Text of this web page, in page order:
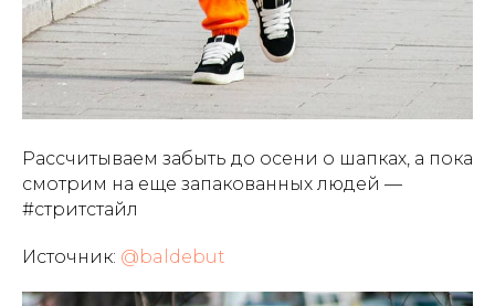
Рассчитываем забыть до осени о шапках, а пока
смотрим на еще запакованных людей —
#стритстайл
Источник: @baldebut